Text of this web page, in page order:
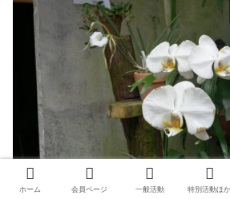
コチョウラン
ホーム 会員ページ 一般活動 特別活動ほか